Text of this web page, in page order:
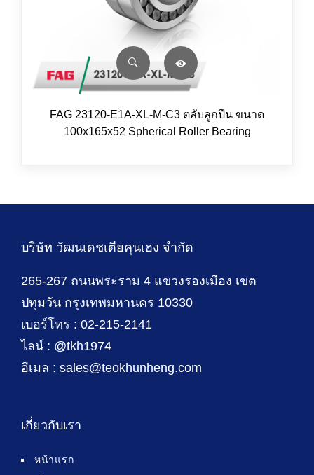
FAG 23120-E1A-XL-M-C3 ตลับลูกปืน ขนาด
100x165x52 Spherical Roller Bearing
บริษัท วัฒนเดชเตียคุนเฮง จำกัด
265-267 ถนนพระราม 4 แขวงรองเมือง เขต
ปทุมวัน กรุงเทพมหานคร 10330
เบอร์โทร : 02-215-2141
ไลน์ : @tkh1974
อีเมล : sales@teokhunheng.com
เกี่ยวกับเรา
หน้าแรก